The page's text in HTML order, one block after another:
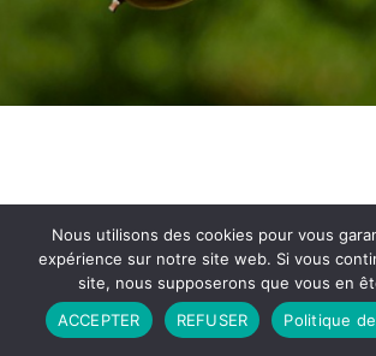
Partenariat Contact
Politique de
CGU
Copyright © 2026 - Propulsé par
Nous utilisons des cookies pour vous
expérience sur notre site web. Si vous
site, nous supposerons que vous en
ACCEPTER
REFUSER Politique